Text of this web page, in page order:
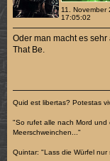
11. November
17:05:02
Oder man macht es
That Be.
Quid est libertas? Potestas
"So rufet alle nach Mord und
Meerschweinchen..."
Quintar: "Lass die Würfel